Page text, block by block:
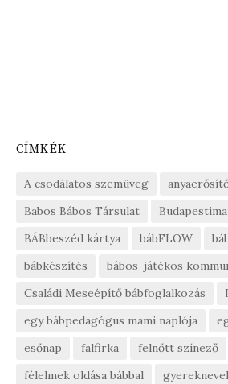
CÍMKÉK
A csodálatos szemüveg
Babos Bábos Társulat
BÁBbeszéd kártya
bábFLOW
bábkészítés
bábos-játékos
Családi Meseépítő bábfoglalkozás
egy bábpedagógus mami naplója
esőnap
falfirka
felnőtt színező
félelmek oldása bábbal